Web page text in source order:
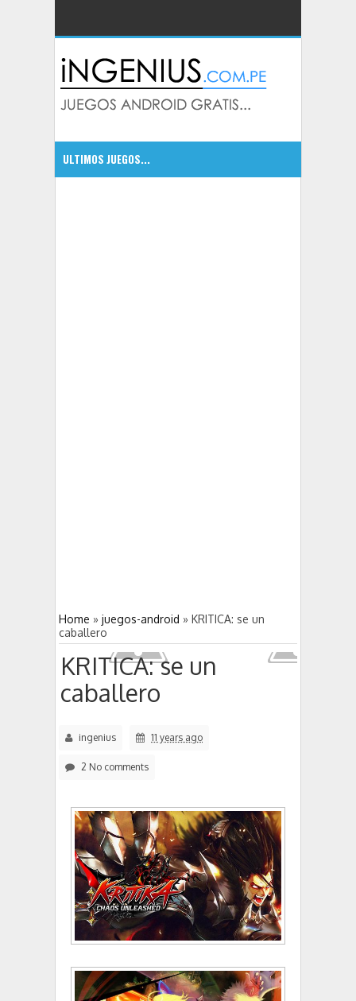
ULTIMOS JUEGOS...
Home » juegos-android » KRITICA: se un
caballero
KRITICA: se un
caballero
ingenius 11 years ago
2 No comments